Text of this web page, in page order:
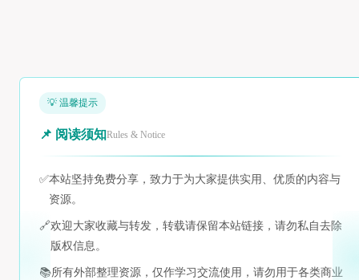
💡 温馨提示
📌 阅读须知Rules & Notice
✅本站坚持免费分享，致力于为大家提供实用、优质的内容与
资源。
🔗欢迎大家收藏与转发，转载请保留本站链接，请勿私自去除
版权信息。
📚所有外部整理资源，仅作学习交流使用，请勿用于各类商业